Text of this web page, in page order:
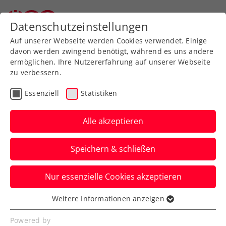
Zurück zur Newsübersicht
ITF Turniere
Carinthian Lake’s Trophy:
ÖTV-Trio im Klagenfurt-
Viertelfinale
ausgeschieden
Dafür besitzt Maximilian Neuchrist beim
ITF-Turnier in Kärnten die Chance auf den
nächsten Doppeltitel.
Datenschutzeinstellungen
Auf unserer Webseite werden Cookies verwendet. Einige
davon werden zwingend benötigt, während es uns andere
ermöglichen, Ihre Nutzererfahrung auf unserer Webseite
zu verbessern.
Essenziell Statistiken
Alle akzeptieren
Speichern & schließen
Nur essenzielle Cookies akzeptieren
Essenziell
Essenzielle Cookies werden für grundlegende
Weitere Informationen anzeigen
Powered by